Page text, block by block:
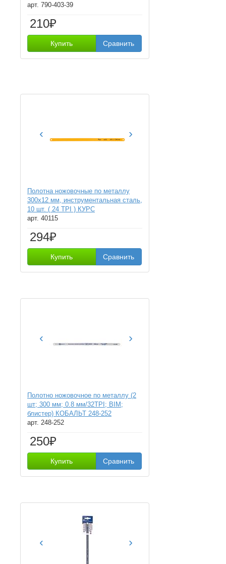
арт. 790-403-39
210₽
Купить Сравнить
‹ ›
Полотна ножовочные по металлу
300х12 мм, инструментальная сталь,
10 шт. ( 24 ТPI ) КУРС
арт. 40115
294₽
Купить Сравнить
‹ ›
Полотно ножовочное по металлу (2
шт; 300 мм; 0.8 мм/32TPI; BIM;
блистер) КОБАЛЬТ 248-252
арт. 248-252
250₽
Купить Сравнить
‹ ›